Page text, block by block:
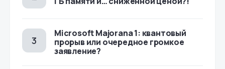
Microsoft Majorana 1: квантовый
прорыв или очередное громкое
заявление?